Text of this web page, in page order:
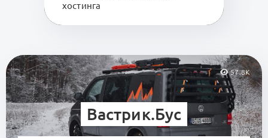
хостинга
57.8K
Вастрик.Бус